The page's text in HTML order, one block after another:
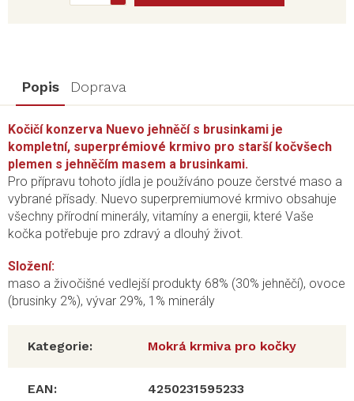
Popis Doprava
Kočičí konzerva Nuevo jehněčí s brusinkami je
kompletní, superprémiové krmivo pro starší kočvšech
plemen s jehněčím masem a brusinkami.
Pro přípravu tohoto jídla je používáno pouze čerstvé maso a
vybrané přísady. Nuevo superpremiumové krmivo obsahuje
všechny přírodní minerály, vitamíny a energii, které Vaše
kočka potřebuje pro zdravý a dlouhý život.
Složení:
maso a živočišné vedlejší produkty 68% (30% jehněčí), ovoce
(brusinky 2%), vývar 29%, 1% minerály
Kategorie: Mokrá krmiva pro kočky
EAN: 4250231595233